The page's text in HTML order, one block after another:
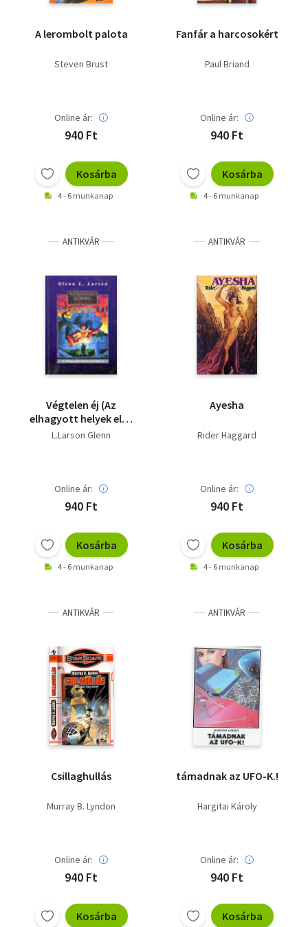
A lerombolt palota
Steven Brust
Online ár:
940 Ft
Kosárba
4 - 6 munkanap
Fanfár a harcosokért
Paul Briand
Online ár:
940 Ft
Kosárba
4 - 6 munkanap
ANTIKVÁR
Végtelen éj (Az
elhagyott helyek első
könyve)
L.Larson Glenn
Online ár:
940 Ft
Kosárba
4 - 6 munkanap
ANTIKVÁR
Ayesha
Rider Haggard
Online ár:
940 Ft
Kosárba
4 - 6 munkanap
ANTIKVÁR
Csillaghullás
Murray B. Lyndon
Online ár:
940 Ft
Kosárba
ANTIKVÁR
támadnak az UFO-K.!
Hargitai Károly
Online ár:
940 Ft
Kosárba